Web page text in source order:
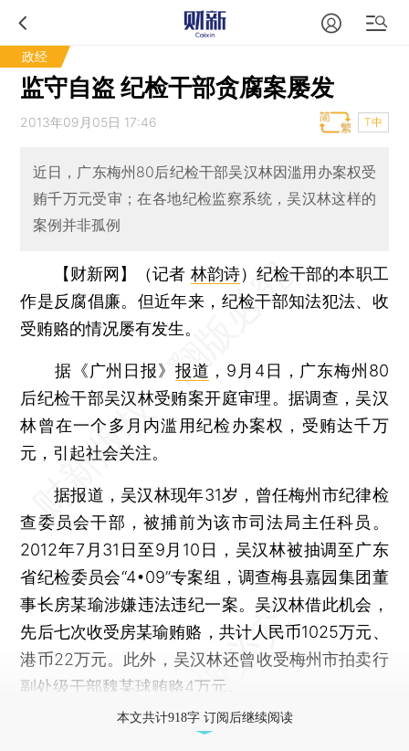
政经
监守自盗 纪检干部贪腐案屡发
2013年09月05日 17:46 T中
近日，广东梅州80后纪检干部吴汉林因滥用办案权受
贿千万元受审；在各地纪检监察系统，吴汉林这样的
案例并非孤例
【财新网】（记者 林韵诗） 纪检干部的本职工
作是反腐倡廉。但近年来，纪检干部知法犯法、收
受贿赂的情况屡有发生。
据《广州日报》 报道 ，9月4日，广东梅州80
后纪检干部吴汉林受贿案开庭审理。据调查，吴汉
林曾在一个多月内滥用纪检办案权，受贿达千万
元，引起社会关注。
据报道，吴汉林现年31岁，曾任梅州市纪律检
查委员会干部，被捕前为该市司法局主任科员。
2012年7月31日至9月10日，吴汉林被抽调至广东
省纪检委员会“4•09”专案组，调查梅县嘉园集团董
事长房某瑜涉嫌违法违纪一案。吴汉林借此机会，
先后七次收受房某瑜贿赂，共计人民币1025万元、
港币22万元。此外，吴汉林还曾收受梅州市拍卖行
副处级干部魏某球贿赂4万元。
本文共计918字 订阅后继续阅读